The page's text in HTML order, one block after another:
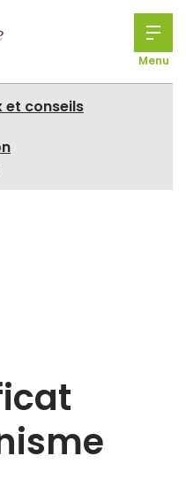
Menu
et conseils